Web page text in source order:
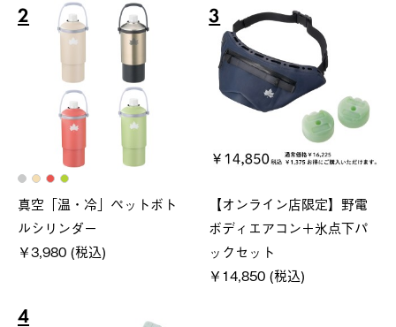
2
真空「温・冷」ペットボト
ルシリンダー
￥3,980 (税込)
3
【オンライン店限定】野電
ボディエアコン＋氷点下パ
ックセット
￥14,850 (税込)
4